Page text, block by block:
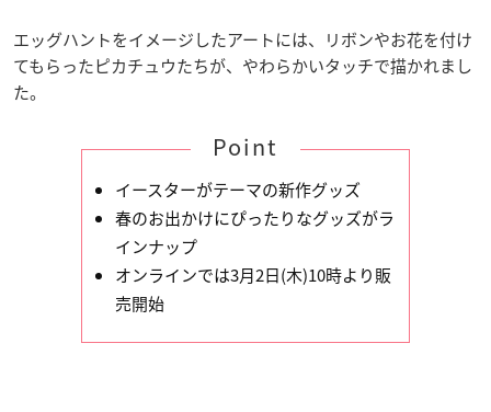
エッグハントをイメージしたアートには、リボンやお花を付け
てもらったピカチュウたちが、やわらかいタッチで描かれまし
た。
Point
イースターがテーマの新作グッズ
春のお出かけにぴったりなグッズがラ
インナップ
オンラインでは3月2日(木)10時より販
売開始